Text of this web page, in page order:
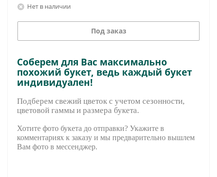
Нет в наличии
Под заказ
Соберем для Вас максимально
похожий букет, ведь каждый букет
индивидуален!
Подберем свежий цветок с учетом сезонности,
цветовой гаммы и размера букета.
Хотите фото букета до отправки? Укажите в
комментариях к заказу и мы предварительно вышлем
Вам фото в мессенджер.